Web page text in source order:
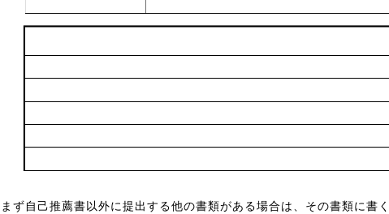
まず自己推薦書以外に提出する他の書類がある場合は、その書類に書